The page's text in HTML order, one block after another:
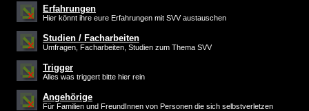
Erfahrungen
Hier könnt ihre eure Erfahrungen mit SVV austauschen
Studien / Facharbeiten
Umfragen, Facharbeiten, Studien zum Thema SVV
Trigger
Alles was triggert bitte hier rein
Angehörige
Für Familien und FreundInnen von Personen die sich selbstverletzen